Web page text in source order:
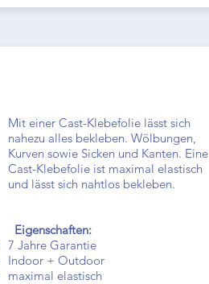
Mit einer Cast-Klebefolie lässt sich
nahezu alles bekleben. Wölbungen,
Kurven sowie Sicken und Kanten. Eine
Cast-Klebefolie ist maximal elastisch
und lässt sich nahtlos bekleben.
Eigenschaften:
7 Jahre Garantie
Indoor + Outdoor
maximal elastisch